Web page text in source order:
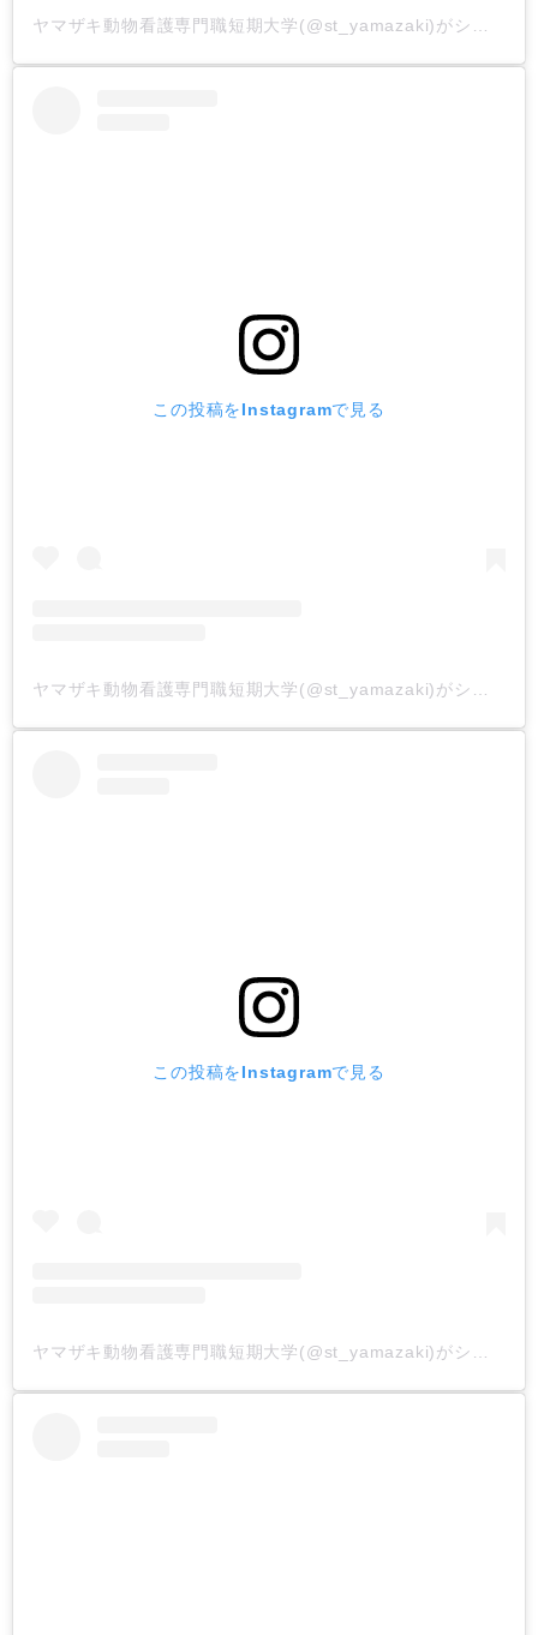
この投稿をInstagramで見る
この投稿をInstagramで見る
ヤマザキ動物看護専門職短期大学(@st_yamazaki)がシェアした投稿